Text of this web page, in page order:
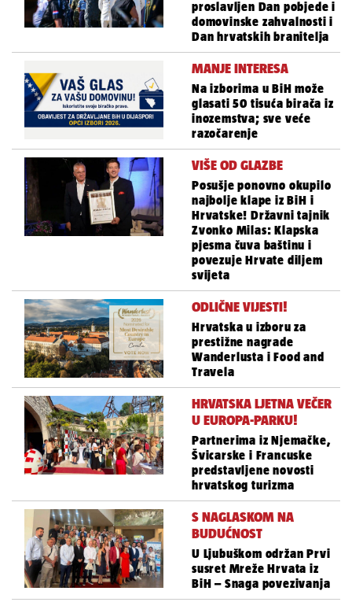
proslavljen Dan pobjede i
domovinske zahvalnosti i
Dan hrvatskih branitelja
MANJE INTERESA
Na izborima u BiH može
glasati 50 tisuća birača iz
inozemstva; sve veće
razočarenje
VIŠE OD GLAZBE
Posušje ponovno okupilo
najbolje klape iz BiH i
Hrvatske! Državni tajnik
Zvonko Milas: Klapska
pjesma čuva baštinu i
povezuje Hrvate diljem
svijeta
ODLIČNE VIJESTI!
Hrvatska u izboru za
prestižne nagrade
Wanderlusta i Food and
Travela
HRVATSKA LJETNA VEČER
U EUROPA-PARKU!
Partnerima iz Njemačke,
Švicarske i Francuske
predstavljene novosti
hrvatskog turizma
S NAGLASKOM NA
BUDUĆNOST
U Ljubuškom održan Prvi
susret Mreže Hrvata iz
BiH – Snaga povezivanja